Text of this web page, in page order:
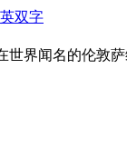
双字
世界闻名的伦敦